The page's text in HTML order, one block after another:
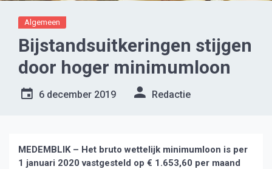
Algemeen
Bijstandsuitkeringen stijgen
door hoger minimumloon
6 december 2019 Redactie
MEDEMBLIK – Het bruto wettelijk minimumloon is per
1 januari 2020 vastgesteld op € 1.653,60 per maand